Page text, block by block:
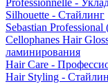
Professionnelle -
Silhouette - Стайлинг
Sebastian
Cellophanes Hair
ламинирования
Hair Care -
Hair Styling -